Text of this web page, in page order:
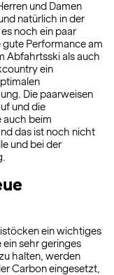
und Damen
natürlich in der
noch ein paar
Performance am
Abfahrtsski als auch
ein
Die paarweisen
und die
auch beim
das ist noch nicht
und bei der
ein wichtiges
sehr geringes
halten, werden
Carbon eingesetzt,